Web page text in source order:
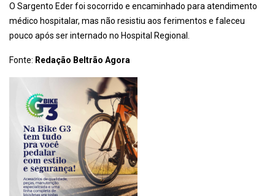
O Sargento Eder foi socorrido e encaminhado para atendimento
médico hospitalar, mas não resistiu aos ferimentos e faleceu
pouco após ser internado no Hospital Regional.
Fonte: Redação Beltrão Agora